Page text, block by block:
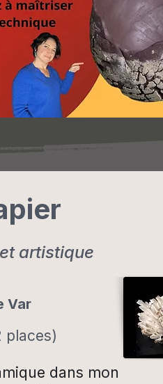
artistique
Var
dans mon